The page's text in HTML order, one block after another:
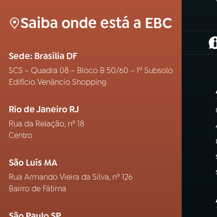
Saiba onde está a EBC
Sede: Brasília DF
SCS – Quadra 08 – Bloco B 50/60 – 1º Subsolo
Edifício Venâncio Shopping
Rio de Janeiro RJ
Rua da Relação, nº 18
Centro
São Luís MA
Rua Armando Vieira da Silva, nº 126
Bairro de Fátima